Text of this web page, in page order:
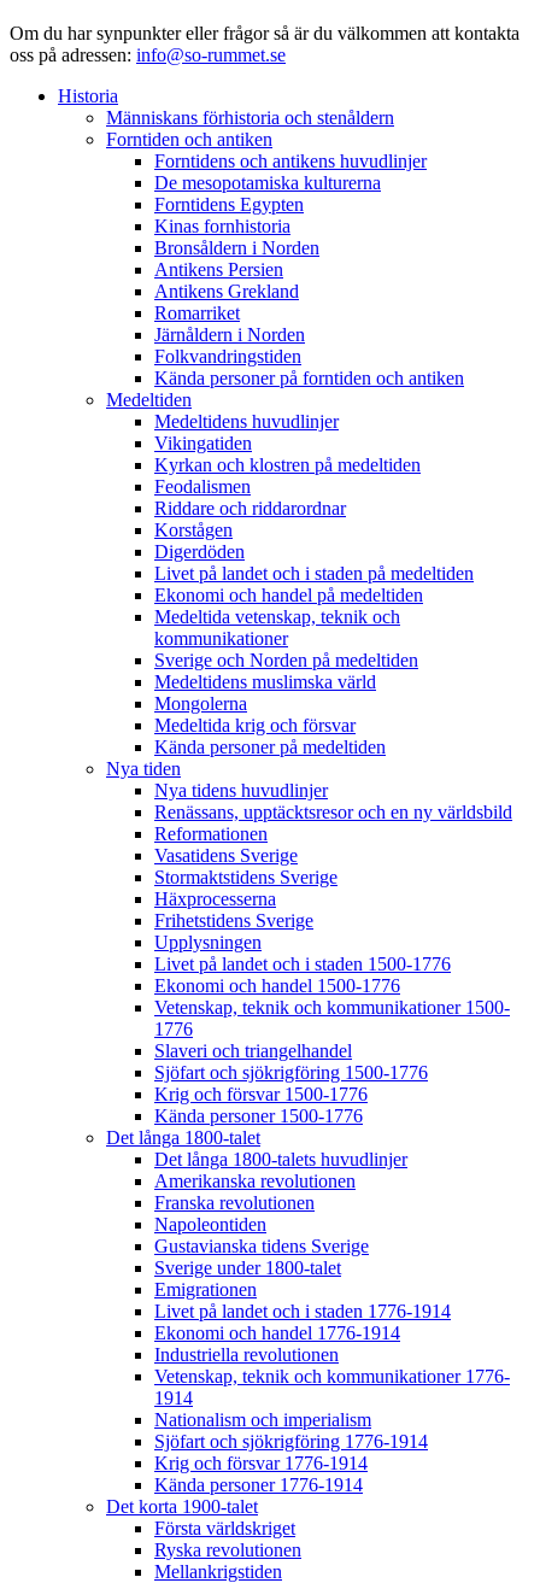
Om du har synpunkter eller frågor så är du välkommen att kontakta
oss på adressen: info@so-rummet.se
Historia
Människans förhistoria och stenåldern
Forntiden och antiken
Forntidens och antikens huvudlinjer
De mesopotamiska kulturerna
Forntidens Egypten
Kinas fornhistoria
Bronsåldern i Norden
Antikens Persien
Antikens Grekland
Romarriket
Järnåldern i Norden
Folkvandringstiden
Kända personer på forntiden och antiken
Medeltiden
Medeltidens huvudlinjer
Vikingatiden
Kyrkan och klostren på medeltiden
Feodalismen
Riddare och riddarordnar
Korstågen
Digerdöden
Livet på landet och i staden på medeltiden
Ekonomi och handel på medeltiden
Medeltida vetenskap, teknik och
kommunikationer
Sverige och Norden på medeltiden
Medeltidens muslimska värld
Mongolerna
Medeltida krig och försvar
Kända personer på medeltiden
Nya tiden
Nya tidens huvudlinjer
Renässans, upptäcktsresor och en ny världsbild
Reformationen
Vasatidens Sverige
Stormaktstidens Sverige
Häxprocesserna
Frihetstidens Sverige
Upplysningen
Livet på landet och i staden 1500-1776
Ekonomi och handel 1500-1776
Vetenskap, teknik och kommunikationer 1500-
1776
Slaveri och triangelhandel
Sjöfart och sjökrigföring 1500-1776
Krig och försvar 1500-1776
Kända personer 1500-1776
Det långa 1800-talet
Det långa 1800-talets huvudlinjer
Amerikanska revolutionen
Franska revolutionen
Napoleontiden
Gustavianska tidens Sverige
Sverige under 1800-talet
Emigrationen
Livet på landet och i staden 1776-1914
Ekonomi och handel 1776-1914
Industriella revolutionen
Vetenskap, teknik och kommunikationer 1776-
1914
Nationalism och imperialism
Sjöfart och sjökrigföring 1776-1914
Krig och försvar 1776-1914
Kända personer 1776-1914
Det korta 1900-talet
Första världskriget
Ryska revolutionen
Mellankrigstiden